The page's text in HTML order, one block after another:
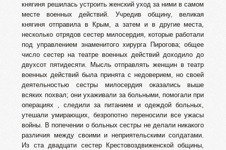
княгиня решилась устроить женский уход за ними в самом
месте военных действий. Учредив общину, великая
княгиня отправила в Крым, а затем и в другие места,
несколько отрядов сестер милосердия, которые работали
под управлением знаменитого хирурга Пирогова; общее
число сестер на театре военных действий доходило до
двухсот пятидесяти. Мысль отправлять женщин в театр
военных действий была принята с недоверием, но своей
деятельностью сестры милосердия оказались выше
всяких похвал; они ухаживали за больными, помогали при
операциях , следили за питанием и одеждой больных,
утешали умирающих, безропотно переносили все ужасы
войны. В попечении о больных сестры не делали никакого
различия между своими и неприятельскими солдатами.
Из ста двадцати сестер Крестовоздвиженской общины,